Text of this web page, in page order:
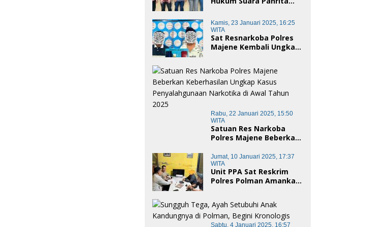
Dampingi Korban
Dugaan Pencemaran
Nama Baik dan
penggelapan di Polres
Kamis, 23 Januari 2025, 16:25
WITA
Sat Resnarkoba Polres
Majene Kembali Ungkap
Pelaku Diamankan
Rabu, 22 Januari 2025, 15:50
WITA
Satuan Res Narkoba
Polres Majene Beberkan
Kasus Penyalahgunaan
Narkotika di Awal Tahun
2025
Jumat, 10 Januari 2025, 17:37
WITA
Unit PPA Sat Reskrim
Polres Polman Amankan
Bawah Umur
Sabtu, 4 Januari 2025, 16:57